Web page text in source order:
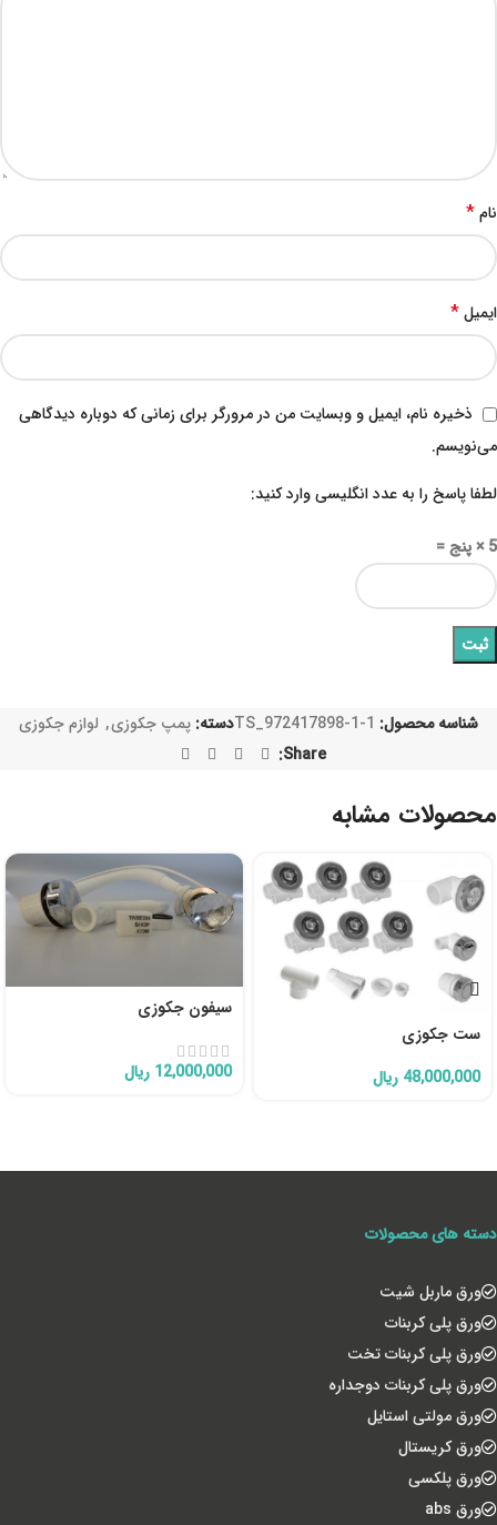
نام*
ایمیل*
ذخیره نام، ایمیل و وبسایت من در مرورگر برای زمانی که دوباره دیدگاهی
می‌نویسم.
لطفا پاسخ را به عدد انگلیسی وارد کنید:
5 × پنج =
شناسه محصول: TS_972417898-1-1دسته: پمپ جکوزی, لوازم جکوزی
Share:
محصولات مشابه
ست جکوزی
48,000,000 ریال
سیفون جکوزی
12,000,000 ریال
دسته های محصولات
ورق ماربل شیت
ورق پلی کربنات
ورق پلی کربنات تخت
ورق پلی کربنات دوجداره
ورق مولتی استایل
ورق کریستال
ورق پلکسی
ورق abs